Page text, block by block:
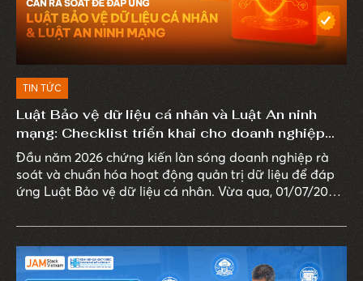
TIN TỨC
Luật Bảo vệ dữ liệu cá nhân và Luật An ninh
mạng: Checklist triển khai cho doanh nghiệp
năm 2026
Đầu năm 2026 chứng kiến làn sóng doanh nghiệp rà
soát và chuẩn hóa hoạt động quản trị dữ liệu để đáp
ứng Luật Bảo vệ dữ liệu cá nhân. Vừa qua, 01/07/2026,
rộng yêu cầu từ quản lý dữ liệu sang bảo vệ toàn bộ